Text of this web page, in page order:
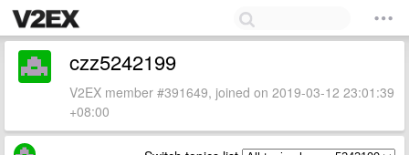
czz5242199
V2EX member #391649, joined on 2019-03-12 23:01:39
+08:00